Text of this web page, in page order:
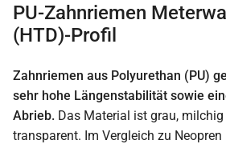
PU-Zahnriemen
(HTD)-Profil
Zahnriemen aus Polyurethan (PU)
sehr hohe Längenstabilität sowie
Abrieb. Das Material ist grau, milchig
transparent. Im Vergleich zu